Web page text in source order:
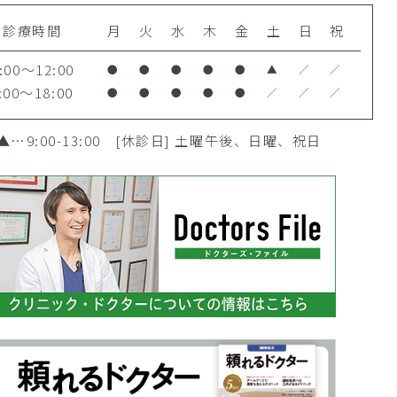
診療時間 月 火 水 木 金 土 日
祝
～12:00
● ● ● ● ● ▲ ／ ／
～18:00 ● ● ● ● ● ／ ／ ／
…9:00-13:00 [休診日] 土曜午後、日曜、祝日